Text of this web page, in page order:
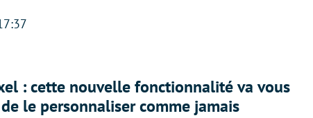
: cette nouvelle fonctionnalité va vous
le personnaliser comme jamais